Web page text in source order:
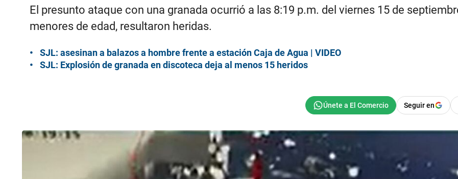
El presunto ataque con una granada ocurrió a las 8:19 p.m. del viernes 15 de
menores de edad, resultaron heridas.
SJL: asesinan a balazos a hombre frente a estación Caja de Agua | VIDEO
SJL: Explosión de granada en discoteca deja al menos 15 heridos
Seguir en